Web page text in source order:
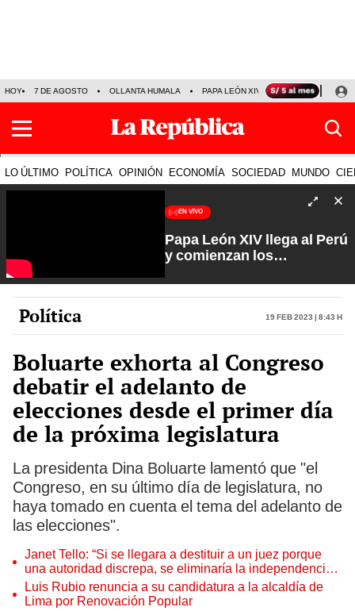
HOY 7 DE AGOSTO OLLANTA HUMALA PAPA LEÓN XIV NALDY SALDAÑA
LO ÚLTIMO POLÍTICA OPINIÓN ECONOMÍA SOCIEDAD MUNDO
EN VIVO
Papa León XIV llega al Perú
y comienzan los
Te Olvide con Carlos
Cornejo
Política 19 Feb 2023 | 8:43 h
Boluarte exhorta al Congreso
debatir el adelanto de
elecciones desde el primer día
de la próxima legislatura
La presidenta Dina Boluarte lamentó que "el
Congreso, en su último día de legislatura, no
haya tomado en cuenta el tema del adelanto de
las elecciones".
Janet Tello: “Si se llegara a destituir a un juez porque
una autoridad discrepa, se eliminaría la independencia
judicial”
Luis Rubio renuncia a su candidatura a la alcaldía de
Lima por Renovación Popular